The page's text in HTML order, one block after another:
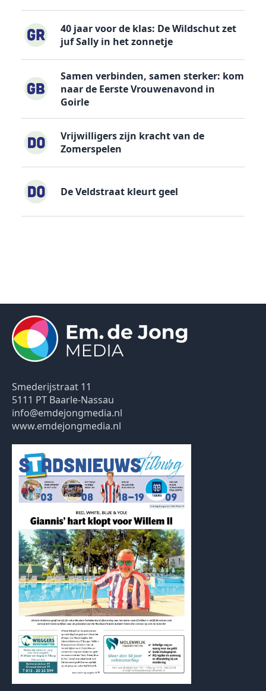
40 jaar voor de klas: De Wildschut zet
juf Sally in het zonnetje
Samen verbinden, samen sterker: kom
naar de Eerste Vrouwenavond in
Goirle
Vrijwilligers zijn kracht van de
Zomerspelen
De Veldstraat kleurt geel
Smederijstraat 11
5111 PT Baarle-Nassau
info@emdejongmedia.nl
www.emdejongmedia.nl